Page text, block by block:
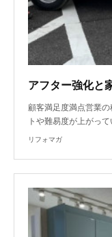
顧客満足度満点営業
トや難易度が上がっ
リフォマガ